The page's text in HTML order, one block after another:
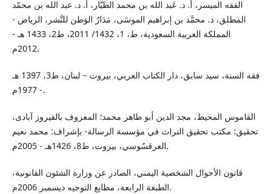
الفقه الميسر، أ. د. عَبد الله بن محمد الطيّار، أ. د. عبد الله بن محمّد
المطلق، د. محمَّد بن إبراهيم الموسَى، مَدَارُ الوَطن للنَّشر، الرياض -
المملكة العربية السعودية، ط، 1، 1432/ 2011، ط2، 1433 هـ -
2012م.
فقه السنة، سيد سابق، دار الكتاب العربي، بيروت – لبنان، ط3، 1397 هـ
- 1977م.
القاموس المحيط، مجد الدين أبو طاهر محمد؛ المعروف بالفيروز آبادى،
تحقيق: مكتب تحقيق التراث في مؤسسة الرسالة- بإشراف: محمد نعيم
العرقسُوسي، بيروت، ط8، 1426هـ - 2005م.
قانون الأحوال الشخصية اليمني، الصادر عن وزارة الشئون القانونية،
الطبعة الرابعة، مطابع التوجيه ديسمبر 2006م.